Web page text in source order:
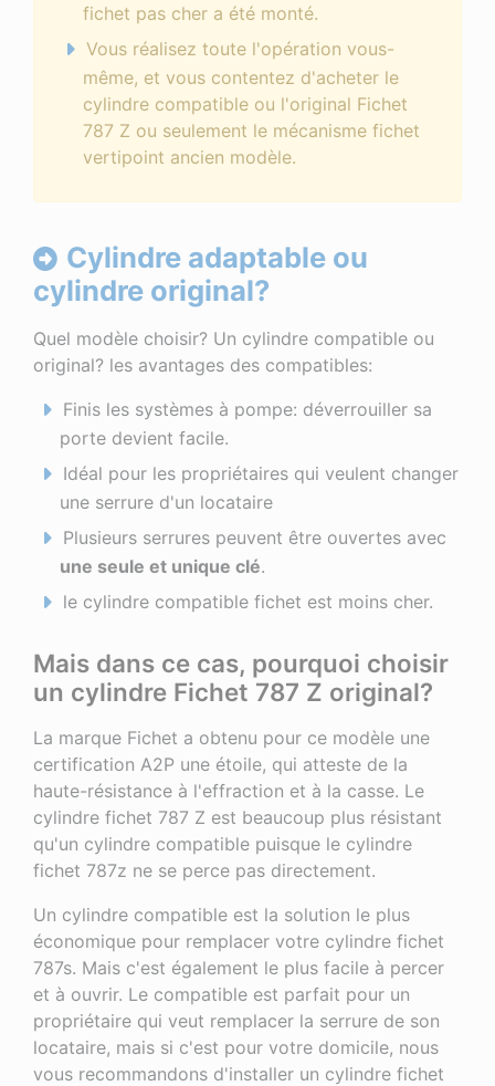
fichet pas cher a été monté.
Vous réalisez toute l'opération vous-
même, et vous contentez d'acheter le
cylindre compatible ou l'original Fichet
787 Z ou seulement le mécanisme fichet
vertipoint ancien modèle.
Cylindre adaptable ou
cylindre original?
Quel modèle choisir? Un cylindre compatible ou
original? les avantages des compatibles:
Finis les systèmes à pompe: déverrouiller sa
porte devient facile.
Idéal pour les propriétaires qui veulent changer
une serrure d'un locataire
Plusieurs serrures peuvent être ouvertes avec
une seule et unique clé.
le cylindre compatible fichet est moins cher.
Mais dans ce cas, pourquoi choisir
un cylindre Fichet 787 Z original?
La marque Fichet a obtenu pour ce modèle une
certification A2P une étoile, qui atteste de la
haute-résistance à l'effraction et à la casse. Le
cylindre fichet 787 Z est beaucoup plus résistant
qu'un cylindre compatible puisque le cylindre
fichet 787z ne se perce pas directement.
Un cylindre compatible est la solution le plus
économique pour remplacer votre cylindre fichet
787s. Mais c'est également le plus facile à percer
et à ouvrir. Le compatible est parfait pour un
propriétaire qui veut remplacer la serrure de son
locataire, mais si c'est pour votre domicile, nous
vous recommandons d'installer un cylindre fichet